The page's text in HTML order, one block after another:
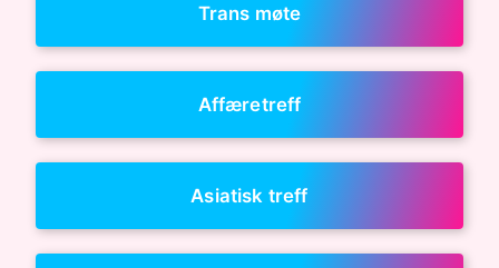
Trans møte
Affæretreff
Asiatisk treff